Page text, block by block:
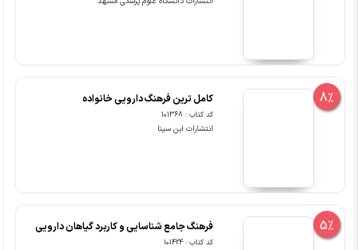
8% کامل ترین فرهنگ دارویی خانواده
کد کتاب : 101368
انتشارات ابن سینا
5% فرهنگ جامع شناسایی و کاربرد گیاهان دارویی
کد کتاب : 101424